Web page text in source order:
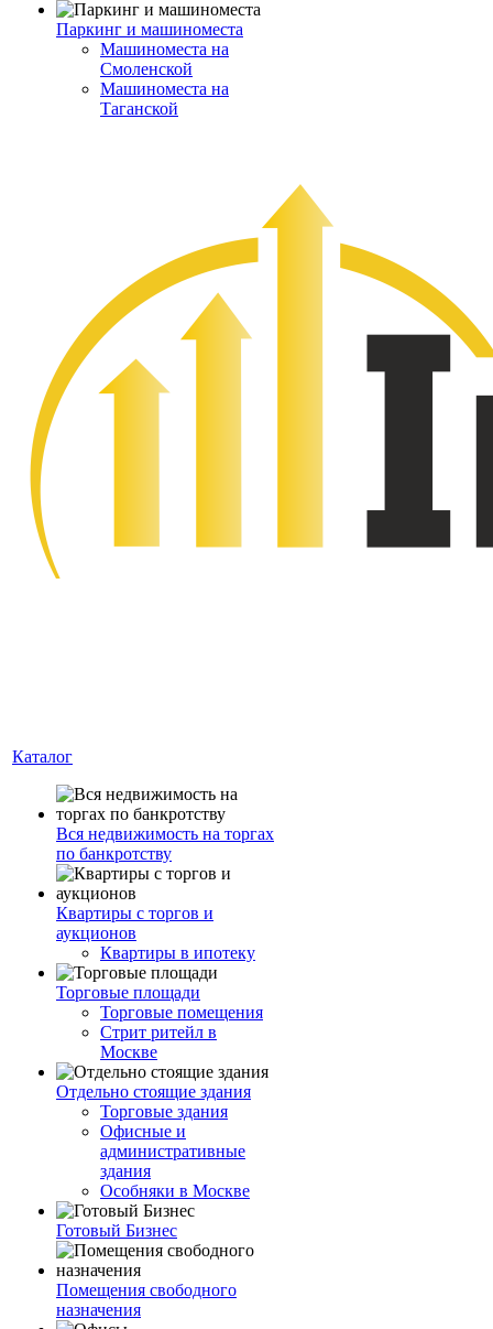
Паркинг и машиноместа
Машиноместа на
Смоленской
Машиноместа на
Таганской
Каталог
Вся недвижимость на торгах
по банкротству
Квартиры с торгов и
аукционов
Квартиры в ипотеку
Торговые площади
Торговые помещения
Стрит ритейл в
Москве
Отдельно стоящие здания
Торговые здания
Офисные и
административные
здания
Особняки в Москве
Готовый Бизнес
Помещения свободного
назначения